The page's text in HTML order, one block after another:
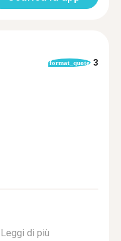
format_quote 3
Leggi di più